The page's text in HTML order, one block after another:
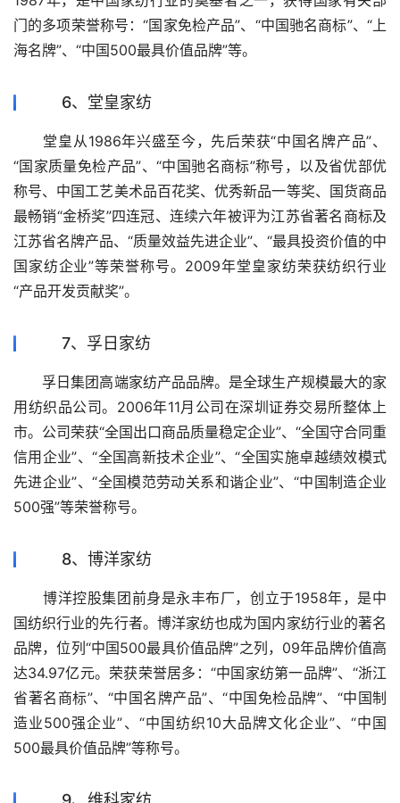
门的多项荣誉称号：“国家免检产品”、“中国驰名商标”、“上
海名牌”、“中国500最具价值品牌”等。
6、堂皇家纺
堂皇从1986年兴盛至今，先后荣获“中国名牌产品”、
“国家质量免检产品”、“中国驰名商标”称号，以及省优部优
称号、中国工艺美术品百花奖、优秀新品一等奖、国货商品
最畅销“金桥奖”四连冠、连续六年被评为江苏省著名商标及
江苏省名牌产品、“质量效益先进企业”、“最具投资价值的中
国家纺企业”等荣誉称号。2009年堂皇家纺荣获纺织行业
“产品开发贡献奖”。
7、孚日家纺
孚日集团高端家纺产品品牌。是全球生产规模最大的家
用纺织品公司。2006年11月公司在深圳证券交易所整体上
市。公司荣获“全国出口商品质量稳定企业”、“全国守合同重
信用企业”、“全国高新技术企业”、“全国实施卓越绩效模式
先进企业”、“全国模范劳动关系和谐企业”、“中国制造企业
500强”等荣誉称号。
8、博洋家纺
博洋控股集团前身是永丰布厂，创立于1958年，是中
国纺织行业的先行者。博洋家纺也成为国内家纺行业的著名
品牌，位列“中国500最具价值品牌”之列，09年品牌价值高
达34.97亿元。荣获荣誉居多：“中国家纺第一品牌”、“浙江
省著名商标”、“中国名牌产品”、“中国免检品牌”、“中国制
造业500强企业”、“中国纺织10大品牌文化企业”、“中国
500最具价值品牌”等称号。